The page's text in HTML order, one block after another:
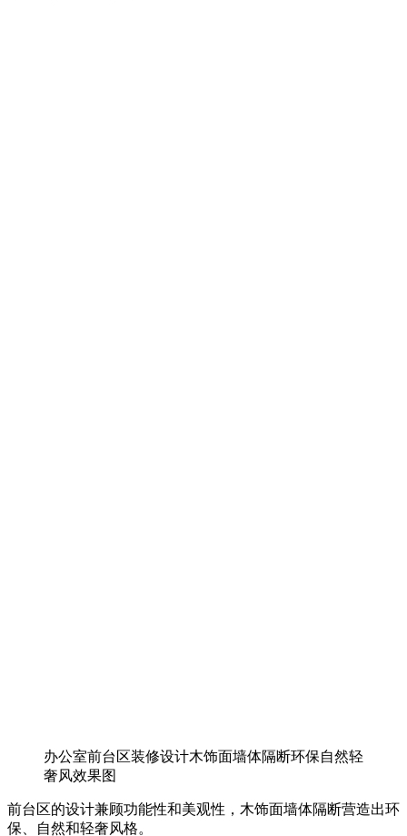
办公室前台区装修设计木饰面墙体隔断环保自然轻
奢风效果图
前台区的设计兼顾功能性和美观性，木饰面墙体隔断营造出环
保、自然和轻奢风格。